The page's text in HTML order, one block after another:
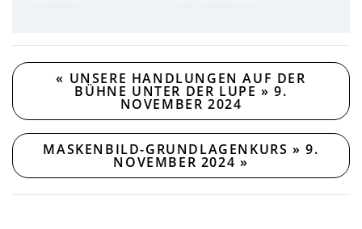
« UNSERE HANDLUNGEN AUF DER
BÜHNE UNTER DER LUPE » 9.
NOVEMBER 2024
MASKENBILD-GRUNDLAGENKURS » 9.
NOVEMBER 2024 »